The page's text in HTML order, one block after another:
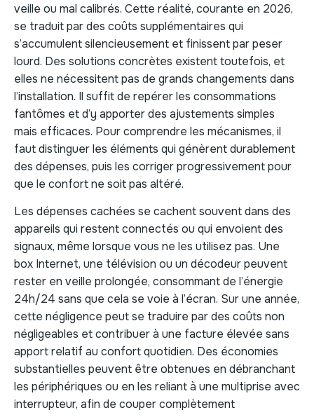
veille ou mal calibrés. Cette réalité, courante en 2026,
se traduit par des coûts supplémentaires qui
s’accumulent silencieusement et finissent par peser
lourd. Des solutions concrètes existent toutefois, et
elles ne nécessitent pas de grands changements dans
l’installation. Il suffit de repérer les consommations
fantômes et d’y apporter des ajustements simples
mais efficaces. Pour comprendre les mécanismes, il
faut distinguer les éléments qui génèrent durablement
des dépenses, puis les corriger progressivement pour
que le confort ne soit pas altéré.
Les dépenses cachées se cachent souvent dans des
appareils qui restent connectés ou qui envoient des
signaux, même lorsque vous ne les utilisez pas. Une
box Internet, une télévision ou un décodeur peuvent
rester en veille prolongée, consommant de l’énergie
24h/24 sans que cela se voie à l’écran. Sur une année,
cette négligence peut se traduire par des coûts non
négligeables et contribuer à une facture élevée sans
apport relatif au confort quotidien. Des économies
substantielles peuvent être obtenues en débranchant
les périphériques ou en les reliant à une multiprise avec
interrupteur, afin de couper complètement